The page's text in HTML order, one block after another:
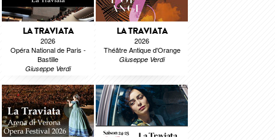
LA TRAVIATA
2026
Opéra National de Paris -
Bastille
Giuseppe Verdi
LA TRAVIATA
2026
Théâtre Antique d'Orange
Giuseppe Verdi